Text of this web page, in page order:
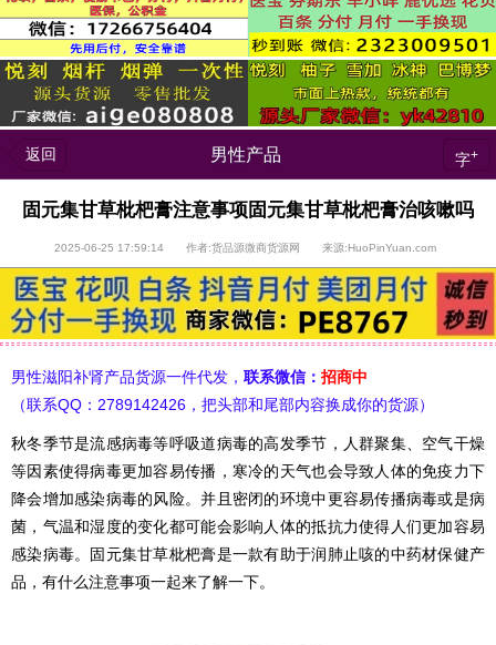
返回 男性产品 字+
固元集甘草枇杷膏注意事项固元集甘草枇杷膏治咳嗽吗
2025-06-25 17:59:14 作者:货品源微商货源网 来源:HuoPinYuan.com
男性滋阳补肾产品货源一件代发， 联系微信： 招商中
（联系QQ：2789142426，把头部和尾部内容换成你的货源）
秋冬季节是流感病毒等呼吸道病毒的高发季节，人群聚集、空气干燥
等因素使得病毒更加容易传播，寒冷的天气也会导致人体的免疫力下
降会增加感染病毒的风险。并且密闭的环境中更容易传播病毒或是病
菌，气温和湿度的变化都可能会影响人体的抵抗力使得人们更加容易
感染病毒。固元集甘草枇杷膏是一款有助于润肺止咳的中药材保健产
品，有什么注意事项一起来了解一下。